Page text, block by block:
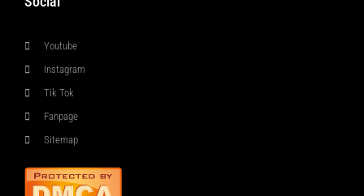
Youtube
Instagram
Tik Tok
Fanpage
Sitemap